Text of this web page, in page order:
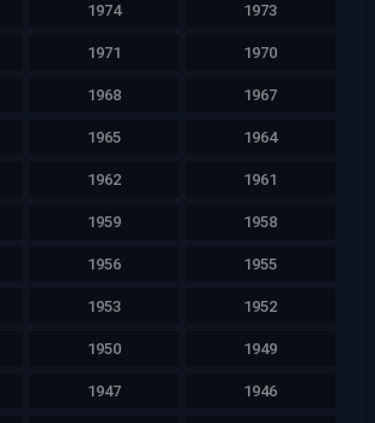
1974 1973
1971 1970
1968 1967
1965 1964
1962 1961
1959 1958
1956 1955
1953 1952
1950 1949
1947 1946